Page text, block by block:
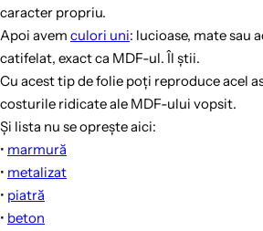
caracter propriu.
Apoi avem culori uni: lucioase, mate sau
catifelat, exact ca MDF-ul. Îl știi.
Cu acest tip de folie poți reproduce acel
costurile ridicate ale MDF-ului vopsit.
Și lista nu se oprește aici:
• marmură
• metalizat
• piatră
• beton